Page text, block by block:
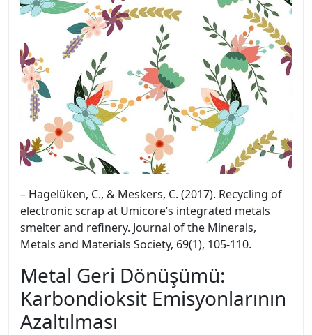
– Hagelüken, C., & Meskers, C. (2017). Recycling of
electronic scrap at Umicore’s integrated metals
smelter and refinery. Journal of the Minerals,
Metals and Materials Society, 69(1), 105-110.
Metal Geri Dönüşümü:
Karbondioksit Emisyonlarının
Azaltılması